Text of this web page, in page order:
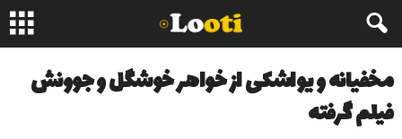
مخفیانه و یواشکی از خواهر خوشگل و جوونش
فیلم گرفته